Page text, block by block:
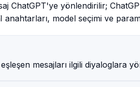
ChatGPT'ye yönlendirilir;
model seçimi ve
mesajları ilgili diyaloglara